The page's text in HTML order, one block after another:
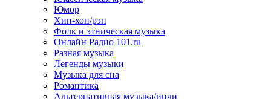
Юмор
Хип-хоп/рэп
Фолк и этническая музыка
Онлайн Радио 101.ru
Разная музыка
Легенды музыки
Музыка для сна
Романтика
Альтернативная музыка/инди